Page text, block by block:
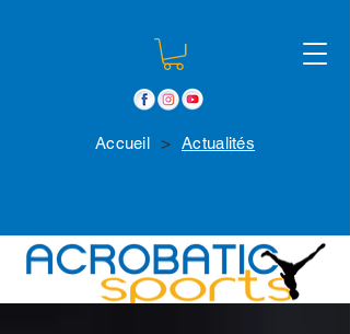
Accueil > Actualités